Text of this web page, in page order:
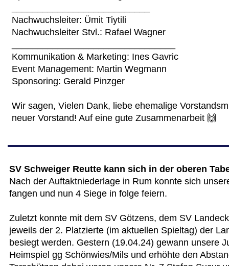
Nachwuchsleiter: Ümit Tiytili
Nachwuchsleiter Stvl.: Rafael Wagner
Kommunikation & Marketing: Ines Gavric
Event Management: Martin Wegmann
Sponsoring: Gerald Pinzger
Wir sagen, Vielen Dank, liebe ehemalige
neuer Vorstand! Auf eine gute Zusammenarbeit 🙌
SV Schweiger Reutte kann sich in der oberen
Nach der Auftaktniederlage in Rum konnte sich
fangen und nun 4 Siege in folge feiern.
Zuletzt konnte mit dem SV Götzens, dem SV
jeweils der 2. Platzierte (im aktuellen Spieltag) der
besiegt werden. Gestern (19.04.24) gewann unsere
Heimspiel gg Schönwies/Mils und erhöhte den